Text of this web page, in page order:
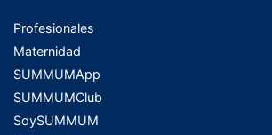
Profesionales
Maternidad
SUMMUMApp
SUMMUMClub
SoySUMMUM